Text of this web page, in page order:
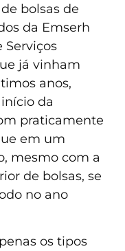
bolsas de
da Emserh
Serviços
já vinham
anos,
da
praticamente
em um
mesmo com a
de bolsas, se
no ano
os tipos